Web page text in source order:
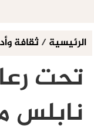
الرئيسية/ثقافة
تحت
نابلس